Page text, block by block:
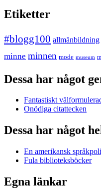
Etiketter
#blogg100 allmänbildning
minne minnen mode museum
Dessa har något
Fantastiskt
Onödiga citattecken
Dessa har något
En amerikansk
Fula biblioteksböcker
Egna länkar